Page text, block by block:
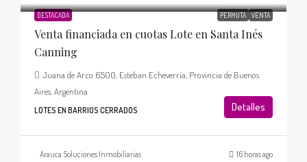
DESTACADA PERMUTA VENTA
Venta financiada en cuotas Lote en Santa Inés
Canning
Juana de Arco 6500, Esteban Echeverría, Provincia de Buenos
Aires, Argentina
LOTES EN BARRIOS CERRADOS Detalles
Arauca Soluciones Inmobiliarias 16 horas ago